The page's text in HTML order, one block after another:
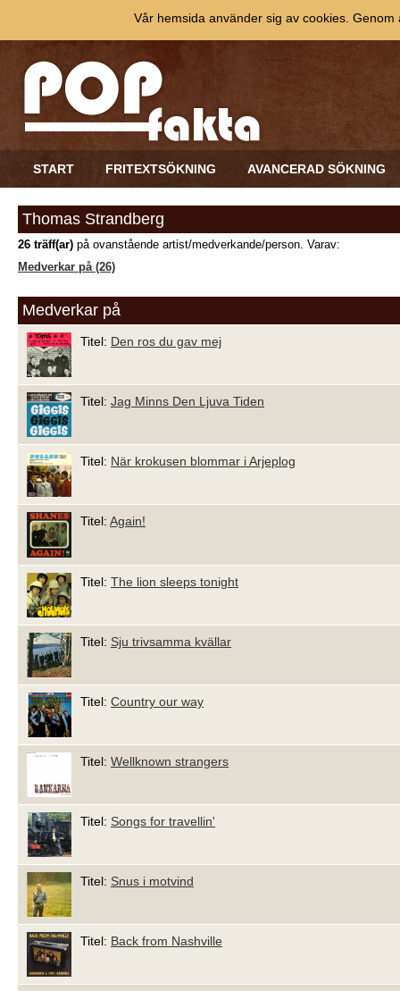
START FRITEXTSÖKNING AVANCERAD SÖKNING
Thomas Strandberg
26 träff(ar) på ovanstående artist/medverkande/person. Varav:
Medverkar på (26)
Medverkar på
Titel: Den ros du gav mej
Titel: Jag Minns Den Ljuva Tiden
Titel: När krokusen blommar i Arjeplog
Titel: Again!
Titel: The lion sleeps tonight
Titel: Sju trivsamma kvällar
Titel: Country our way
Titel: Wellknown strangers
Titel: Songs for travellin'
Titel: Snus i motvind
Titel: Back from Nashville
Vår hemsida använder sig av cookies.